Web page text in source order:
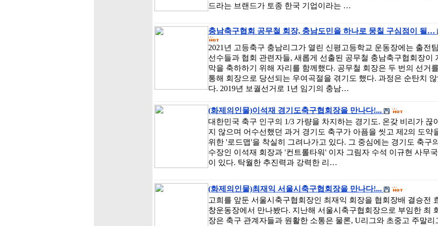
드라는 브랜드가 토종 한국 기업이라는 …
충남축구협회 공무철 회장, 충남도민을 하나로 뭉칠 구심점이 될…
2021년 고등축구 충남리그가 열린 신평고등학교 운동장에는 출전팀
선수들과 협회 관련자들, 새롭게 선출된 공무철 충남축구협회장이
막을 축하하기 위해 자리를 함께했다. 공무철 회장은 두 번의 선거를
통해 회장으로 당선되는 우여곡절을 겪기도 했다. 과정은 순탄치
다. 2019년 보궐선거로 1년 임기의 충남…
(화제의인물)이석재 경기도축구협회장을 만나다!...
대한민국 축구 인구의 1/3 가량을 차지하는 경기도. 온갖 비리가 끊이
지 않으며 어수선했던 과거 경기도 축구가 아픔을 씻고 제2의 도약
위한 '로드맵'을 착실히 그려나가고 있다. 그 중심에는 경기도 축구의
수장인 이석재 회장과 '컨트롤타워' 이자 그림자 수석 이규현 사무
이 있다. 탁월한 추진력과 강력한 리…
(화제의인물)최재익 서울시축구협회장을 만나다!...
고희를 앞둔 서울시축구협회장인 최재익 회장을 협회장배 결승전
창운동장에서 만나봤다. 지난해 서울시축구협회장으로 부임한 최
장은 축구 관계자들과 원활한 소통은 물론, U리그와 초중고 주말리